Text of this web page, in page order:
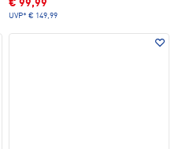
€ 99,99
UVP* € 149,99